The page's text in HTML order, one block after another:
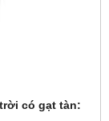
có gạt tàn: